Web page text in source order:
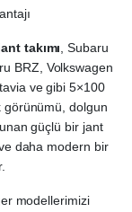
takımı , Subaru
BRZ, Volkswagen
ve gibi 5×100
görünümü, dolgun
güçlü bir jant
daha modern bir
modellerimizi